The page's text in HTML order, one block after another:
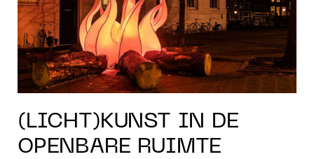
(LICHT)KUNST IN DE
OPENBARE RUIMTE